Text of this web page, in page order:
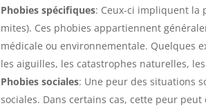
Phobies spécifiques: Ceux-ci impliquent la
mites). Ces phobies appartiennent
médicale ou environnementale. Quelques
les aiguilles, les catastrophes naturelles,
Phobies sociales: Une peur des situations
sociales. Dans certains cas, cette peur